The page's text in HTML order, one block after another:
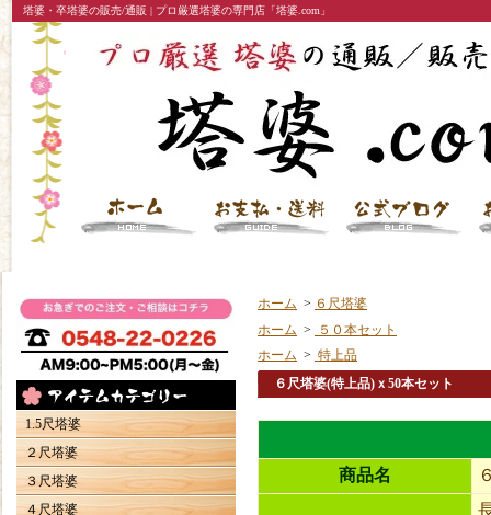
塔婆・卒塔婆の販売/通販 | プロ厳選塔婆の専門店「塔婆.com」
1.5尺塔婆
２尺塔婆
３尺塔婆
４尺塔婆
ホーム > ６尺塔婆
ホーム >
５０本セット
ホーム > 特上品
６尺塔婆(特上品)ｘ50本セット
商品名